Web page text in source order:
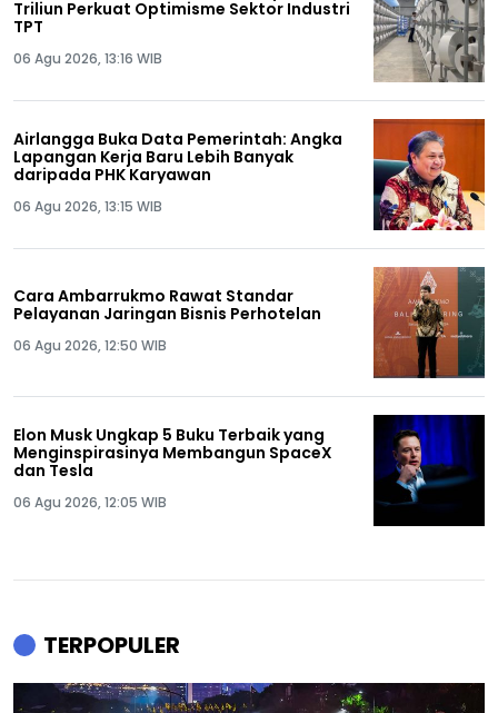
Triliun Perkuat Optimisme Sektor Industri
TPT
06 Agu 2026, 13:16 WIB
Airlangga Buka Data Pemerintah: Angka
Lapangan Kerja Baru Lebih Banyak
daripada PHK Karyawan
06 Agu 2026, 13:15 WIB
Cara Ambarrukmo Rawat Standar
Pelayanan Jaringan Bisnis Perhotelan
06 Agu 2026, 12:50 WIB
Elon Musk Ungkap 5 Buku Terbaik yang
Menginspirasinya Membangun SpaceX
dan Tesla
06 Agu 2026, 12:05 WIB
TERPOPULER